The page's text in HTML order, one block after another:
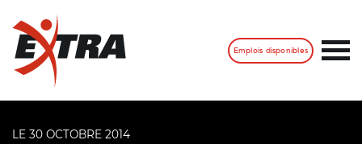
Emplois disponibles
LE 30 OCTOBRE 2014